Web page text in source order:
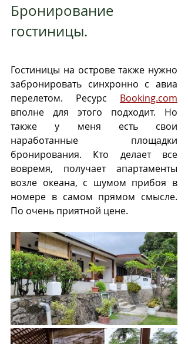
Бронирование
гостиницы.
Гостиницы на острове также нужно
забронировать синхронно с авиа
перелетом. Ресурс Booking.com
вполне для этого подходит. Но
также у меня есть свои
наработанные площадки
бронирования. Кто делает все
вовремя, получает апартаменты
возле океана, с шумом прибоя в
номере в самом прямом смысле.
По очень приятной цене.